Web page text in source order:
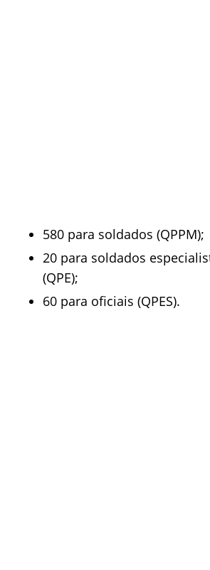
580 para soldados (QPPM);
20 para soldados
(QPE);
60 para oficiais (QPES).